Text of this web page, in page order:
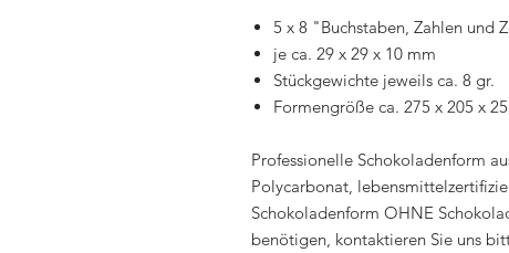
5 x 8 "Buchstaben, Zahlen und
je ca. 29 x 29 x 10 mm
Stückgewichte jeweils ca. 8 gr.
Formengröße ca. 275 x 205 x
Professionelle Schokoladenform
Polycarbonat,
Schokoladenform OHNE
benötigen, kontaktieren Sie uns